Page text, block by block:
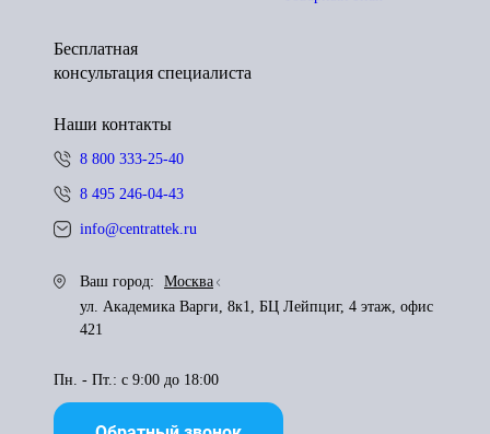
Бесплатная
консультация специалиста
Наши контакты
8 800 333-25-40
8 495 246-04-43
info@centrattek.ru
Ваш город:
Москва
ул. Академика Варги, 8к1, БЦ Лейпциг, 4 этаж, офис
421
Пн. - Пт.: с 9:00 до 18:00